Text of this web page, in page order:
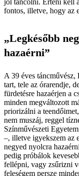
fontos, illetve, hogy az
„Legkésőbb
hazaérni”
A 39 éves táncművész,
tart, tele az órarendje,
fürdetésre hazaérjen a
minden megváltozott
priorizálni a
nem muszáj, reggel
Színművészeti
–, illetve igyekszem az
negyed nyolcra
pedig próbálok
fellépni, vagy zsűrizni
feleségem persze